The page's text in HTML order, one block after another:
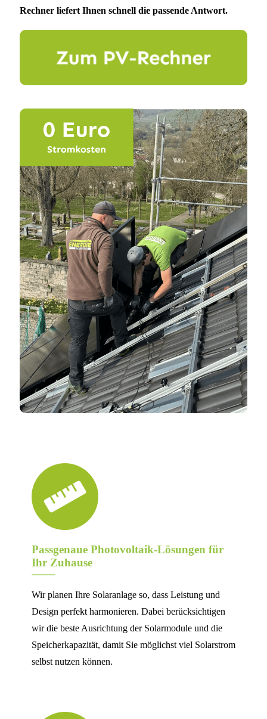
Rechner liefert Ihnen schnell die passende Antwort.
Passgenaue Photovoltaik-Lösungen für
Ihr Zuhause
Wir planen Ihre Solaranlage so, dass Leistung und
Design perfekt harmonieren. Dabei berücksichtigen
wir die beste Ausrichtung der Solarmodule und die
Speicherkapazität, damit Sie möglichst viel Solarstrom
selbst nutzen können.